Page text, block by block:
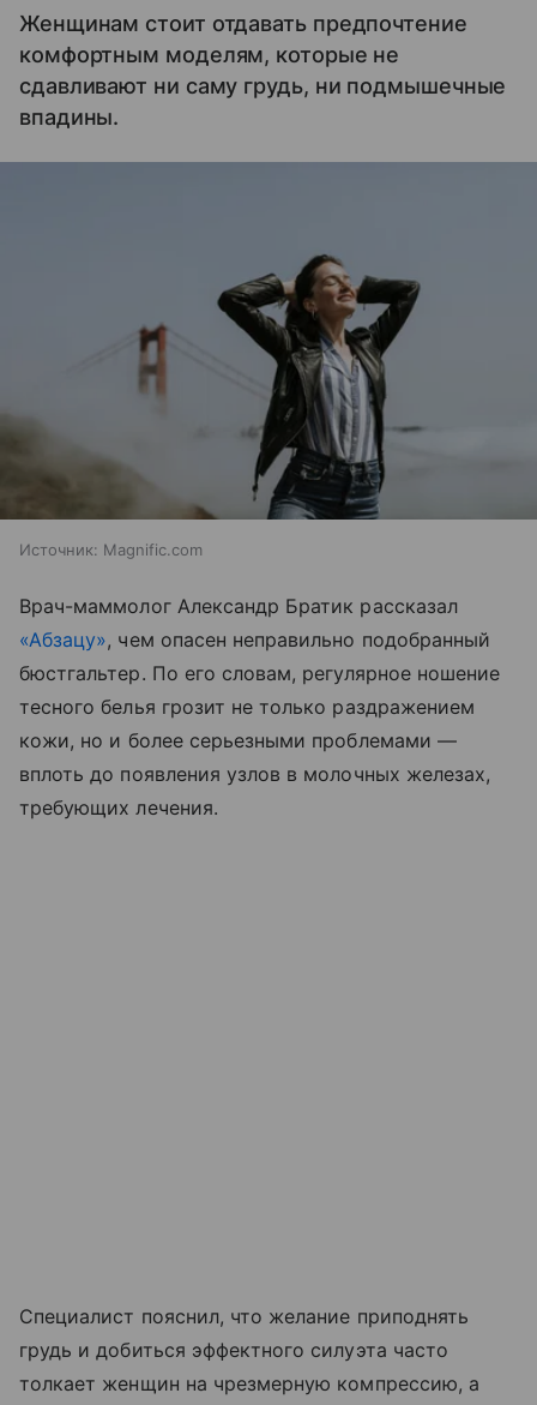
Женщинам стоит отдавать предпочтение
комфортным моделям, которые не
сдавливают ни саму грудь, ни подмышечные
впадины.
Источник: Magnific.com
Врач-маммолог Александр Братик рассказал
«Абзацу», чем опасен неправильно подобранный
бюстгальтер. По его словам, регулярное ношение
тесного белья грозит не только раздражением
кожи, но и более серьезными проблемами —
вплоть до появления узлов в молочных железах,
требующих лечения.
Специалист пояснил, что желание приподнять
грудь и добиться эффектного силуэта часто
толкает женщин на чрезмерную компрессию, а